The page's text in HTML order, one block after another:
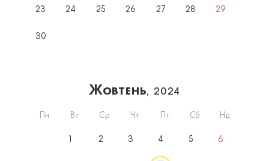
23 24 25 26 27 28 29
30
Жовтень, 2024
Пн Вт Ср Чт Пт Сб Нд
1 2 3 4 5 6